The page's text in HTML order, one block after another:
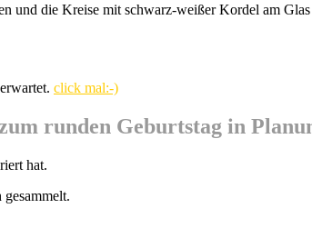
und die Kreise mit schwarz-weißer Kordel am
click mal:-)
runden Geburtstag in
hat.